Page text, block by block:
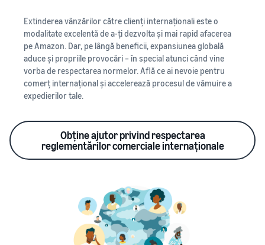
Extinderea vânzărilor către clienți internaționali este o
modalitate excelentă de a-ți dezvolta și mai rapid afacerea
pe Amazon. Dar, pe lângă beneficii, expansiunea globală
aduce și propriile provocări – în special atunci când vine
vorba de respectarea normelor. Află ce ai nevoie pentru
comerț internațional și accelerează procesul de vămuire a
expedierilor tale.
Obține ajutor privind respectarea
reglementărilor comerciale internaționale